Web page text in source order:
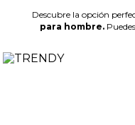
Descubre la opción
para hombre.